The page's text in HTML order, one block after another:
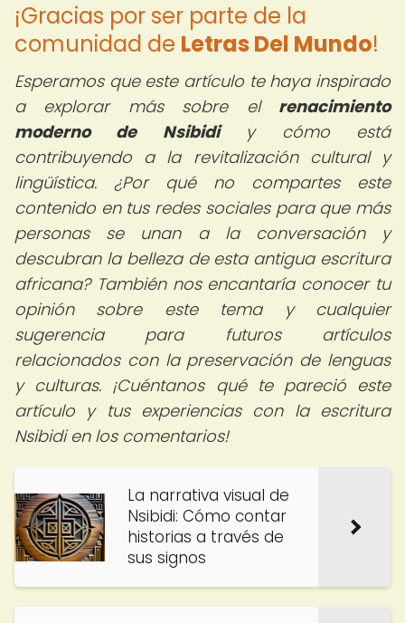
¡Gracias por ser parte de la
comunidad de Letras Del Mundo!
Esperamos que este artículo te haya inspirado
a explorar más sobre el renacimiento
moderno de Nsibidiy cómo está
contribuyendo a la revitalización cultural y
lingüística. ¿Por qué no compartes este
contenido en tus redes sociales para que más
personas se unan a la conversación y
descubran la belleza de esta antigua escritura
africana? También nos encantaría conocer tu
opinión sobre este tema y cualquier
sugerencia para futuros artículos
relacionados con la preservación de lenguas
y culturas. ¡Cuéntanos qué te pareció este
artículo y tus experiencias con la escritura
Nsibidi en los comentarios!
La narrativa visual de
Nsibidi: Cómo contar
historias a través de
sus signos